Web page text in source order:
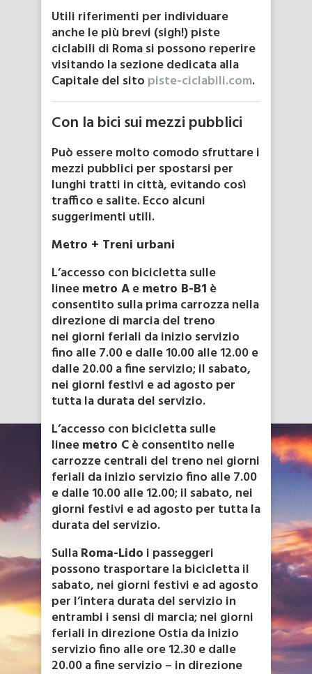
Utili riferimenti per individuare
anche le più brevi (sigh!) piste
ciclabili di Roma si possono reperire
visitando la sezione dedicata alla
Capitale del sito piste-ciclabili.com.
Con la bici sui mezzi pubblici
Può essere molto comodo sfruttare i
mezzi pubblici per spostarsi per
lunghi tratti in città, evitando così
traffico e salite. Ecco alcuni
suggerimenti utili.
Metro + Treni urbani
L’accesso con bicicletta sulle
lineemetro Aemetro B-B1 è
consentito sulla prima carrozza nella
direzione di marcia del treno
nei giorni feriali da inizio servizio
fino alle 7.00 e dalle 10.00 alle 12.00 e
dalle 20.00 a fine servizio; il sabato,
nei giorni festivi e ad agosto per
tutta la durata del servizio.
L’accesso con bicicletta sulle
lineemetro Cè consentito nelle
carrozze centrali del treno nei giorni
feriali da inizio servizio fino alle 7.00
e dalle 10.00 alle 12.00; il sabato, nei
giorni festivi e ad agosto per tutta la
durata del servizio.
SullaRoma-Lido i passeggeri
possono trasportare la bicicletta il
sabato, nei giorni festivi e ad agosto
per l’intera durata del servizio in
entrambi i sensi di marcia; nei giorni
feriali in direzione Ostia da inizio
servizio fino alle ore 12.30 e dalle
20.00 a fine servizio – in direzione